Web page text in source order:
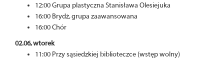
12:00 Grupa plastyczna Stanisława Olesiejuka
16:00 Brydż, grupa zaawansowana
16:00 Chór
02.06, wtorek
11:00 Przy sąsiedzkiej biblioteczce (wstęp wolny)